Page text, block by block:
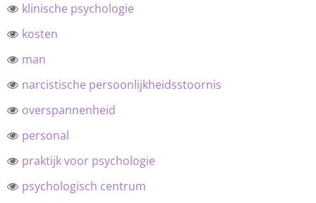
klinische psychologie
kosten
man
narcistische persoonlijkheidsstoornis
overspannenheid
personal
praktijk voor psychologie
psychologisch centrum